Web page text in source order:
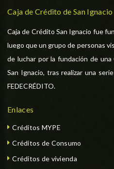
Caja de Crédito de San Ignacio
Caja de Crédito San Ignacio fue
luego que un grupo de personas
de luchar por la fundación de
San Ignacio, tras realizar una
FEDECRÉDITO.
Enlaces
Créditos MYPE
Créditos de Consumo
Créditos de vivienda